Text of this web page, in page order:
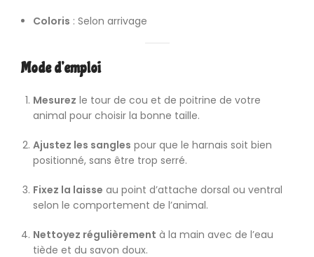
Coloris : Selon arrivage
Mode d’emploi
Mesurez le tour de cou et de poitrine de votre
animal pour choisir la bonne taille.
Ajustez les sangles pour que le harnais soit bien
positionné, sans être trop serré.
Fixez la laisse au point d’attache dorsal ou ventral
selon le comportement de l’animal.
Nettoyez régulièrement à la main avec de l’eau
tiède et du savon doux.